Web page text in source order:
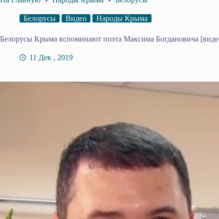
Белорусы Видео Народы Крыма
Белорусы Крыма вспоминают поэта Максима Богдановича
11 Дек , 2019